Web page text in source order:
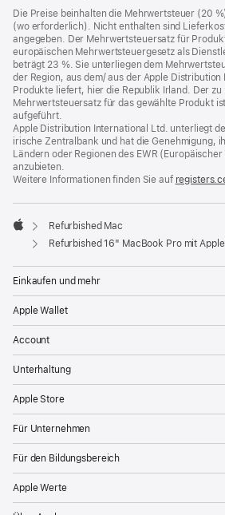
Die Preise beinhalten die Mehrwertsteuer (20
(wo erforderlich). Nicht enthalten sind
angegeben. Der Mehrwertsteuersatz für
europäischen Mehrwertsteuergesetz als
beträgt 23 %. Sie unterliegen dem
der Region, aus dem/ aus der Apple
Produkte liefert, hier die Republik Irland. Der zu
Mehrwertsteuersatz für das gewählte Produkt
aufgeführt.
Apple Distribution International Ltd. unterliegt
irische Zentralbank und hat die Genehmigung,
Ländern oder Regionen des EWR
anzubieten.
Weitere Informationen finden Sie auf
Apple
Refurbished Mac
Refurbished 16" MacBook Pro mit Apple M4 Pro Chip,
Einkaufen und mehr
Apple Wallet
Account
Unterhaltung
Apple Store
Für Unternehmen
Für den Bildungsbereich
Apple Werte